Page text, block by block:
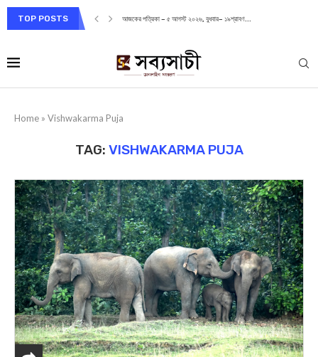
TOP POSTS আজকের পত্রিকা – ৫ আগস্ট ২০২৬, বুধবার– ১৯শ্রাবণ...
Home » Vishwakarma Puja
TAG: VISHWAKARMA PUJA